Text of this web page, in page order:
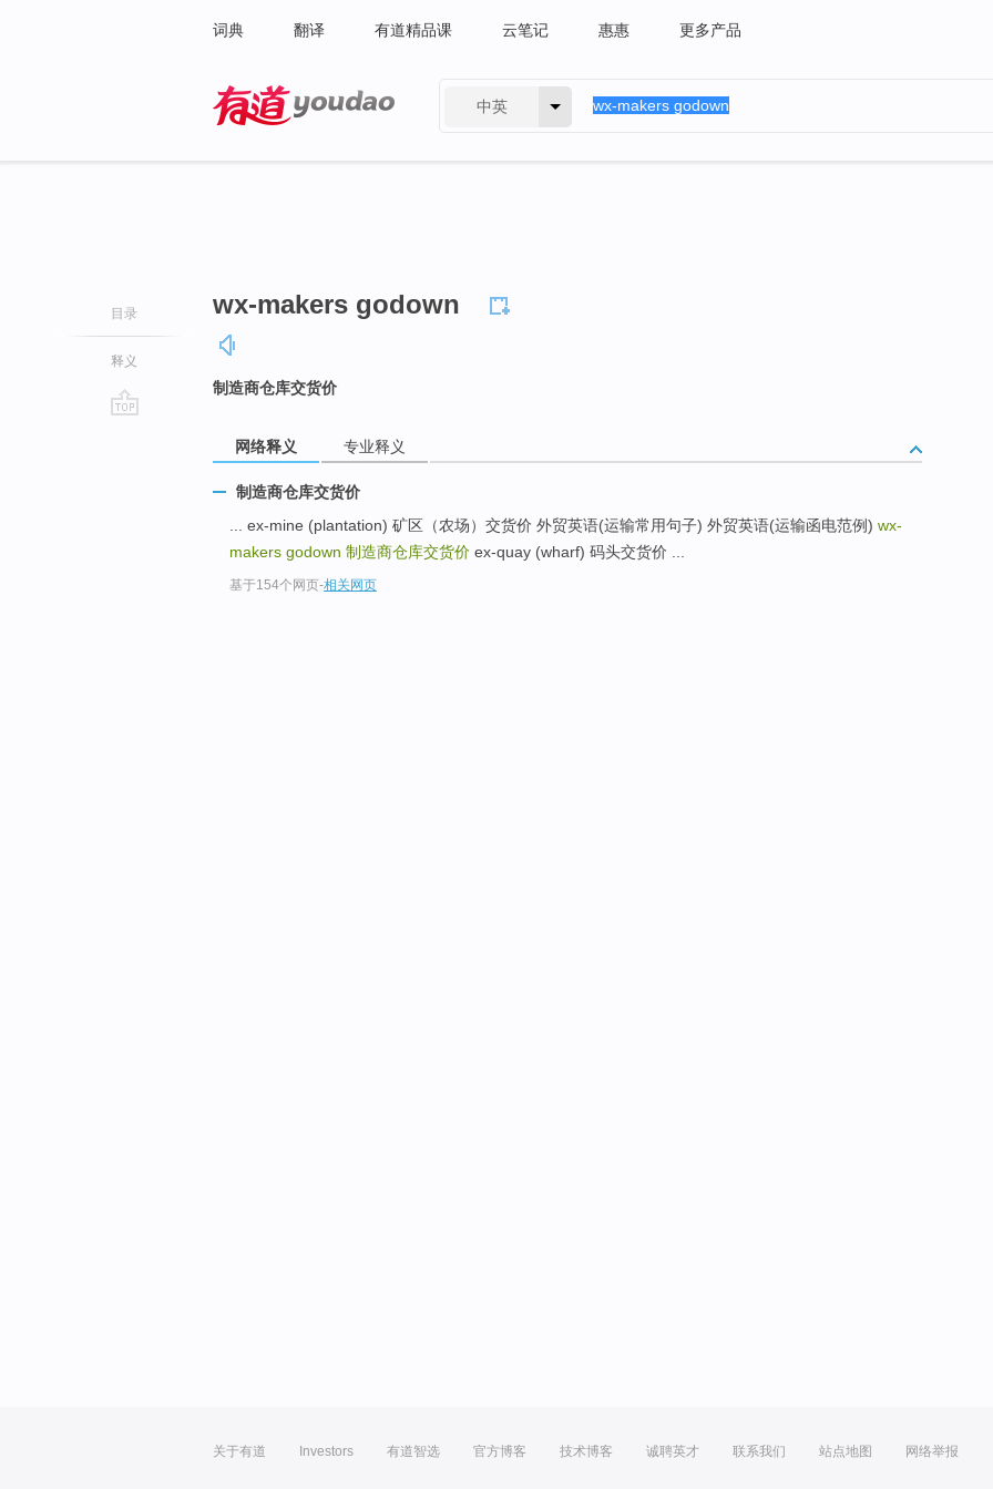
词典 翻译 有道精品课 云笔记 惠惠 更多产品
中英
目录
释义
wx-makers godown
制造商仓库交货价
网络释义 专业释义
制造商仓库交货价
... ex-mine (plantation) 矿区（农场）交货价 外贸英语(运输常用句子) 外贸英语(运输函电范例) wx-
makers godown 制造商仓库交货价 ex-quay (wharf) 码头交货价 ...
基于154个网页-相关网页
关于有道 Investors 有道智选 官方博客 技术博客 诚聘英才 联系我们 站点地图 网络举报